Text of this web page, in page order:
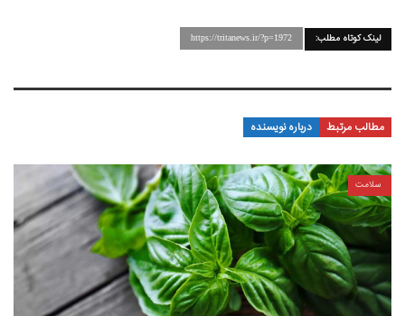
لینک کوتاه مطلب: https://tritanews.ir/?p=1972
مطالب مرتبط درباره نویسنده
سلامت